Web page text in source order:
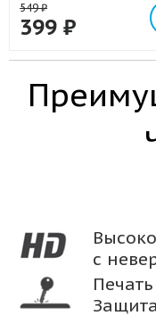
549₽
399 ₽
с